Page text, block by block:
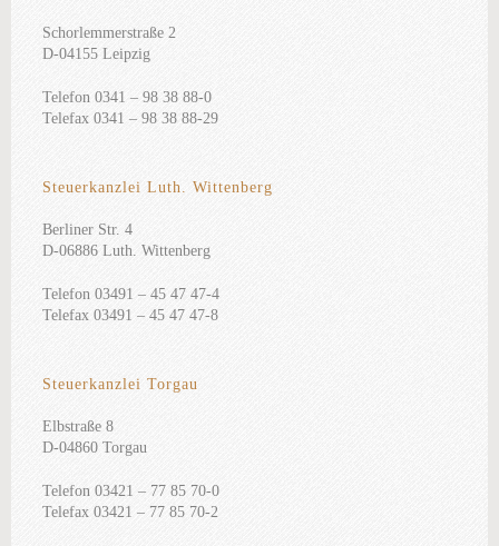
Schorlemmerstraße 2
D-04155 Leipzig
Telefon 0341 – 98 38 88-0
Telefax 0341 – 98 38 88-29
Steuerkanzlei Luth. Wittenberg
Berliner Str. 4
D-06886 Luth. Wittenberg
Telefon 03491 – 45 47 47-4
Telefax 03491 – 45 47 47-8
Steuerkanzlei Torgau
Elbstraße 8
D-04860 Torgau
Telefon 03421 – 77 85 70-0
Telefax 03421 – 77 85 70-2